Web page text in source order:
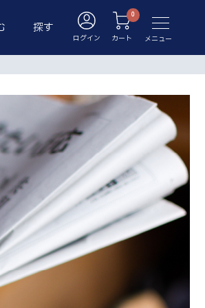
探す
ログイン カート メニュー